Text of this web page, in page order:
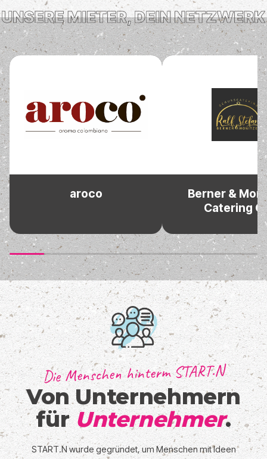
Berner & Monitzer
Cantura
GmbH
Die Menschen hinterm START.N
Von Unternehmern
fürUnternehmer.
START.N wurde gegründet, um Menschen mit Ideen